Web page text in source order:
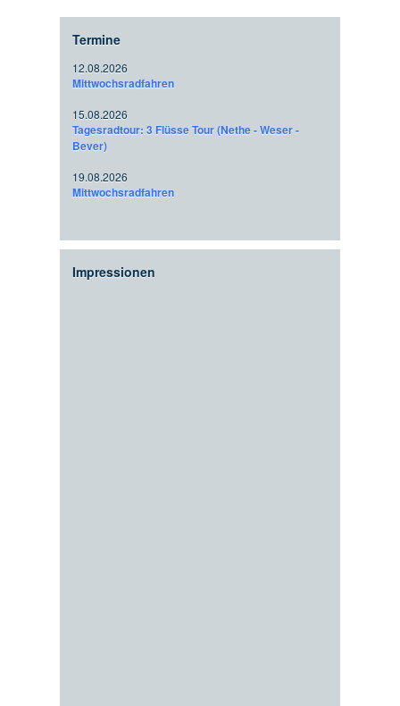
Termine
12.08.2026
Mittwochsradfahren
15.08.2026
Tagesradtour: 3 Flüsse Tour (Nethe - Weser -
Bever)
19.08.2026
Mittwochsradfahren
Impressionen